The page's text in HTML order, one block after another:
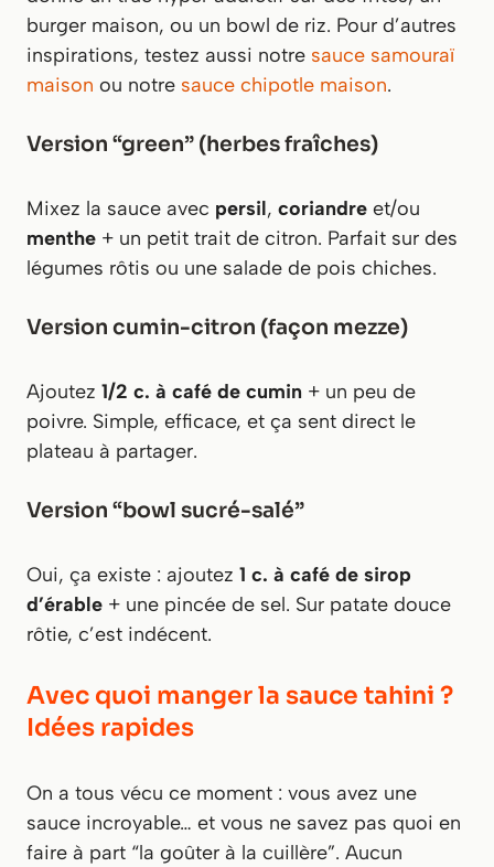
burger maison, ou un bowl de riz. Pour d’autres
inspirations, testez aussi notre sauce samouraï
maison ou notre sauce chipotle maison.
Version “green” (herbes fraîches)
Mixez la sauce avec persil, coriandre et/ou
menthe + un petit trait de citron. Parfait sur des
légumes rôtis ou une salade de pois chiches.
Version cumin-citron (façon mezze)
Ajoutez 1/2 c. à café de cumin + un peu de
poivre. Simple, efficace, et ça sent direct le
plateau à partager.
Version “bowl sucré-salé”
Oui, ça existe : ajoutez 1 c. à café de sirop
d’érable + une pincée de sel. Sur patate douce
rôtie, c’est indécent.
Avec quoi manger la sauce tahini ?
Idées rapides
On a tous vécu ce moment : vous avez une
sauce incroyable… et vous ne savez pas quoi en
faire à part “la goûter à la cuillère”. Aucun